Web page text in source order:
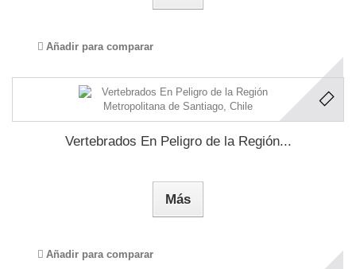
Añadir para comparar
Vertebrados En Peligro de la Región...
Más
Añadir para comparar